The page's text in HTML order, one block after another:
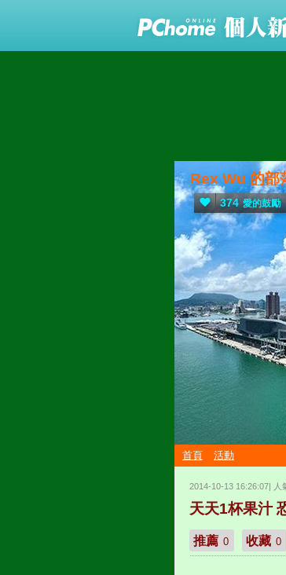
Rex Wu 的部
374 愛的鼓勵
首頁 活動
2014-10-13 16:26:07| 人
天天1杯果汁
推薦 0 收藏 0